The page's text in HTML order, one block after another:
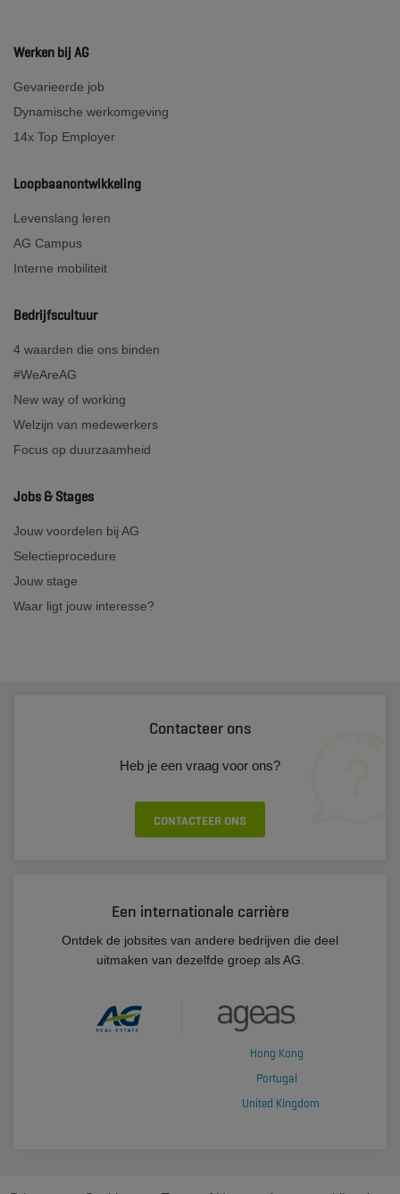
Werken bij AG
Gevarieerde job
Dynamische werkomgeving
14x Top Employer
Loopbaanontwikkeling
Levenslang leren
AG Campus
Interne mobiliteit
Bedrijfscultuur
4 waarden die ons binden
#WeAreAG
New way of working
Welzijn van medewerkers
Focus op duurzaamheid
Jobs & Stages
Jouw voordelen bij AG
Selectieprocedure
Jouw stage
Waar ligt jouw interesse?
Contacteer ons
Heb je een vraag voor ons?
CONTACTEER ONS
Een internationale carrière
Ontdek de jobsites van andere bedrijven die deel
uitmaken van dezelfde groep als AG.
Hong Kong
Portugal
United Kingdom